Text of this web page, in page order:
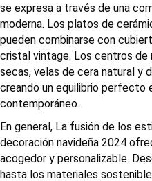
se expresa a través de una
moderna. Los platos de
pueden combinarse con
cristal vintage. Los centros de
secas, velas de cera natural y
creando un equilibrio perfecto
contemporáneo.
En general, La fusión de los
decoración navideña 2024
acogedor y personalizable.
hasta los materiales